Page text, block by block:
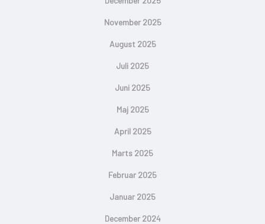
November 2025
August 2025
Juli 2025
Juni 2025
Maj 2025
April 2025
Marts 2025
Februar 2025
Januar 2025
December 2024